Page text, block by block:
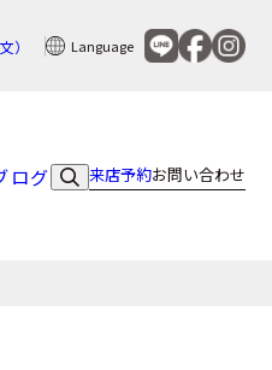
） Language
ログ 来店予約お問い合わせ